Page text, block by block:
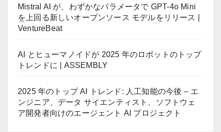
Mistral AI が、わずかなパラメータで GPT-4o Mini
を上回る新しいオープンソース モデルをリリース |
VentureBeat
AI とヒューマノイドが 2025 年のロボットのトップ
トレンドに | ASSEMBLY
2025 年のトップ AI トレンド: 人工知能の今後 – エ
ンジニア、データ サイエンティスト、ソフトウェ
ア開発者向けのエージェント AI プロジェクト